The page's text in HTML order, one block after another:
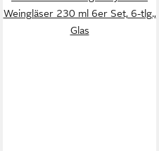
Weingläser 230 ml 6er Set, 6-tlg.,
Glas